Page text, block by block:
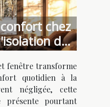
chez
de
fenêtre
fenêtre transforme
quotidien à la
négligée, cette
présente pourtant